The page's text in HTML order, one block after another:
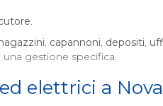
.
, capannoni, depositi,
gestione specifica.
elettrici a